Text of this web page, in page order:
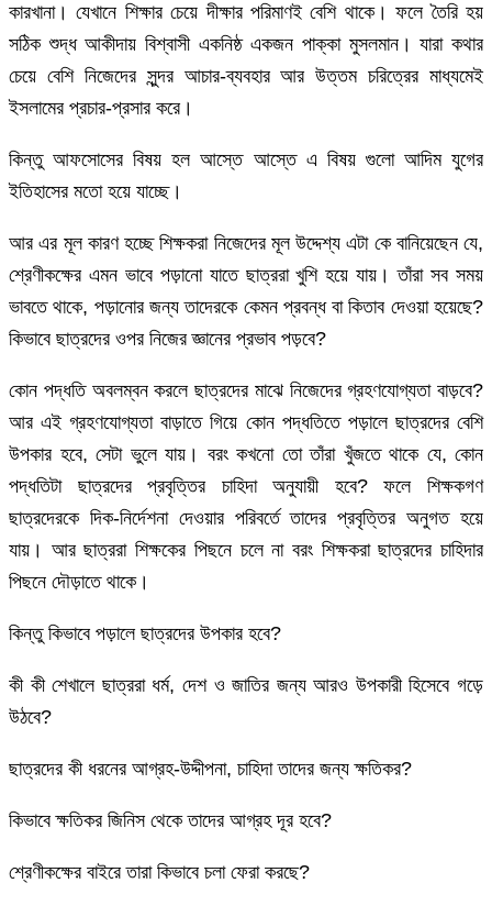
কারখানা। যেখানে শিক্ষার চেয়ে দীক্ষার পরিমাণই বেশি থাকে। ফলে তৈরি হয়
সঠিক শুদ্ধ আকীদায় বিশ্বাসী একনিষ্ঠ একজন পাক্কা মুসলমান। যারা কথার
চেয়ে বেশি নিজেদের সুন্দর আচার-ব্যবহার আর উত্তম চরিত্রের মাধ্যমেই
ইসলামের প্রচার-প্রসার করে।
কিন্তু আফসোসের বিষয় হল আস্তে আস্তে এ বিষয় গুলো আদিম যুগের
ইতিহাসের মতো হয়ে যাচ্ছে।
আর এর মূল কারণ হচ্ছে শিক্ষকরা নিজেদের মূল উদ্দেশ্য এটা কে বানিয়েছেন যে,
শ্রেণীকক্ষের এমন ভাবে পড়ানো যাতে ছাত্ররা খুশি হয়ে যায়। তাঁরা সব সময়
ভাবতে থাকে, পড়ানোর জন্য তাদেরকে কেমন প্রবন্ধ বা কিতাব দেওয়া হয়েছে?
কিভাবে ছাত্রদের ওপর নিজের জ্ঞানের প্রভাব পড়বে?
কোন পদ্ধতি অবলম্বন করলে ছাত্রদের মাঝে নিজেদের গ্রহণযোগ্যতা বাড়বে?
আর এই গ্রহণযোগ্যতা বাড়াতে গিয়ে কোন পদ্ধতিতে পড়ালে ছাত্রদের বেশি
উপকার হবে, সেটা ভুলে যায়। বরং কখনো তো তাঁরা খুঁজতে থাকে যে, কোন
পদ্ধতিটা ছাত্রদের প্রবৃত্তির চাহিদা অনুযায়ী হবে? ফলে শিক্ষকগণ
ছাত্রদেরকে দিক-নির্দেশনা দেওয়ার পরিবর্তে তাদের প্রবৃত্তির অনুগত হয়ে
যায়। আর ছাত্ররা শিক্ষকের পিছনে চলে না বরং শিক্ষকরা ছাত্রদের চাহিদার
পিছনে দৌড়াতে থাকে।
কিন্তু কিভাবে পড়ালে ছাত্রদের উপকার হবে?
কী কী শেখালে ছাত্ররা ধর্ম, দেশ ও জাতির জন্য আরও উপকারী হিসেবে গড়ে
উঠবে?
ছাত্রদের কী ধরনের আগ্রহ-উদ্দীপনা, চাহিদা তাদের জন্য ক্ষতিকর?
কিভাবে ক্ষতিকর জিনিস থেকে তাদের আগ্রহ দূর হবে?
শ্রেণীকক্ষের বাইরে তারা কিভাবে চলা ফেরা করছে?